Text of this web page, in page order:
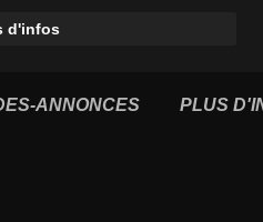
d'infos
ANNONCES PLUS